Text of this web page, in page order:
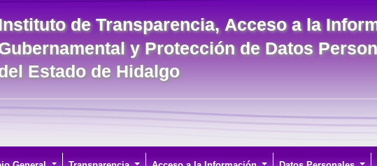
de Transparencia, Acceso a la
y Protección de Datos
Estado de Hidalgo